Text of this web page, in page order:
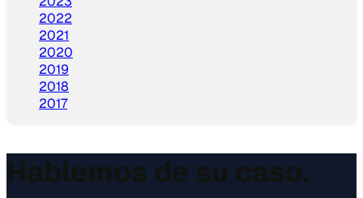
2022
2021
2020
2019
2018
2017
Hablemos de su caso.